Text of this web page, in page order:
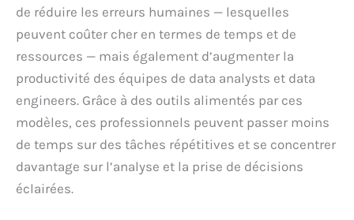
de réduire les erreurs humaines — lesquelles
peuvent coûter cher en termes de temps et de
ressources — mais également d’augmenter la
productivité des équipes de data analysts et data
engineers. Grâce à des outils alimentés par ces
modèles, ces professionnels peuvent passer moins
de temps sur des tâches répétitives et se concentrer
davantage sur l’analyse et la prise de décisions
éclairées.